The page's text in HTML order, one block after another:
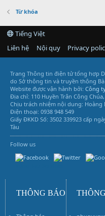
Từ khóa
Tiếng Việt
Liên hệ
Nội quy Privacy
Trang Thông tin điện tử tổng hợp
do Sở thông tin và truyền thông Bà
Website được vận hành bởi: Công
Địa chỉ: 110 Huyền Trân Công
Chịu trách nhiệm nội dung: Hoàng
Điện thoại: 0938 948 549
Giấy ĐKKD Số: 3502 339923 cấp
Tàu
Follow us
THÔNG BÁO